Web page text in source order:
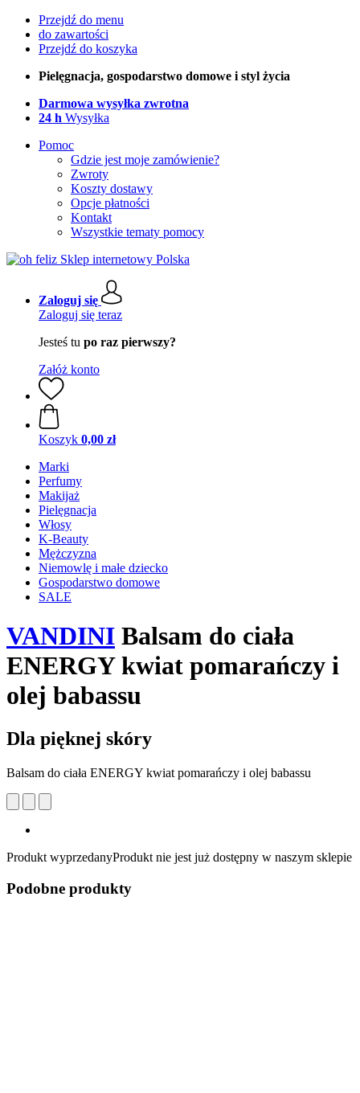
Przejdź do menu
do zawartości
Przejdź do koszyka
Pielęgnacja, gospodarstwo domowe i styl życia
Darmowa wysyłka zwrotna
24 h Wysyłka
Pomoc
Gdzie jest moje zamówienie?
Zwroty
Koszty dostawy
Opcje płatności
Kontakt
Wszystkie tematy pomocy
Zaloguj się
Zaloguj się teraz
Jesteś tu po raz pierwszy?
Załóż konto
Koszyk 0,00 zł
Marki
Perfumy
Makijaż
Pielęgnacja
Włosy
K-Beauty
Mężczyzna
Niemowlę i małe dziecko
Gospodarstwo domowe
SALE
VANDINI Balsam do ciała
ENERGY kwiat pomarańczy i
olej babassu
Dla pięknej skóry
Balsam do ciała ENERGY kwiat pomarańczy i olej babassu
Produkt wyprzedanyProdukt nie jest już dostępny w naszym sklepie
Podobne produkty